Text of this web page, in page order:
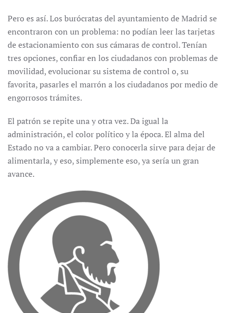
Pero es así. Los burócratas del ayuntamiento de Madrid se
encontraron con un problema: no podían leer las tarjetas
de estacionamiento con sus cámaras de control. Tenían
tres opciones, confiar en los ciudadanos con problemas de
movilidad, evolucionar su sistema de control o, su
favorita, pasarles el marrón a los ciudadanos por medio de
engorrosos trámites.
El patrón se repite una y otra vez. Da igual la
administración, el color político y la época. El alma del
Estado no va a cambiar. Pero conocerla sirve para dejar de
alimentarla, y eso, simplemente eso, ya sería un gran
avance.